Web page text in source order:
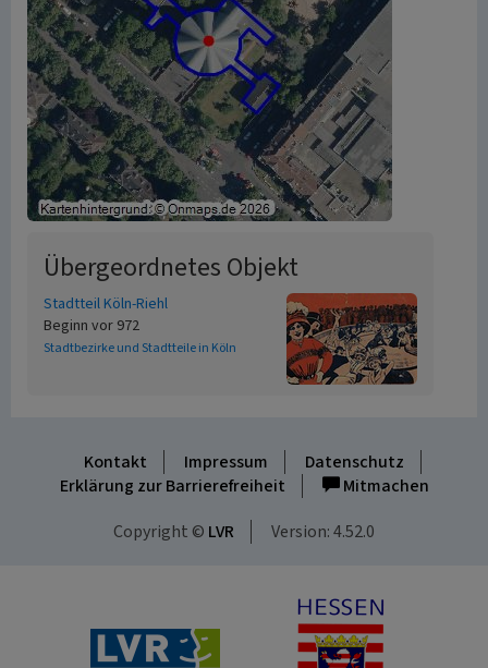
Übergeordnetes Objekt
Stadtteil Köln-Riehl
Beginn vor 972
Stadtbezirke und Stadtteile in Köln
Kontakt Impressum
Datenschutz
Erklärung zur Barrierefreiheit
Mitmachen
Copyright © LVR Version: 4.52.0